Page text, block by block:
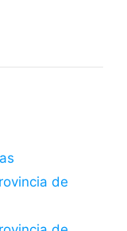
de